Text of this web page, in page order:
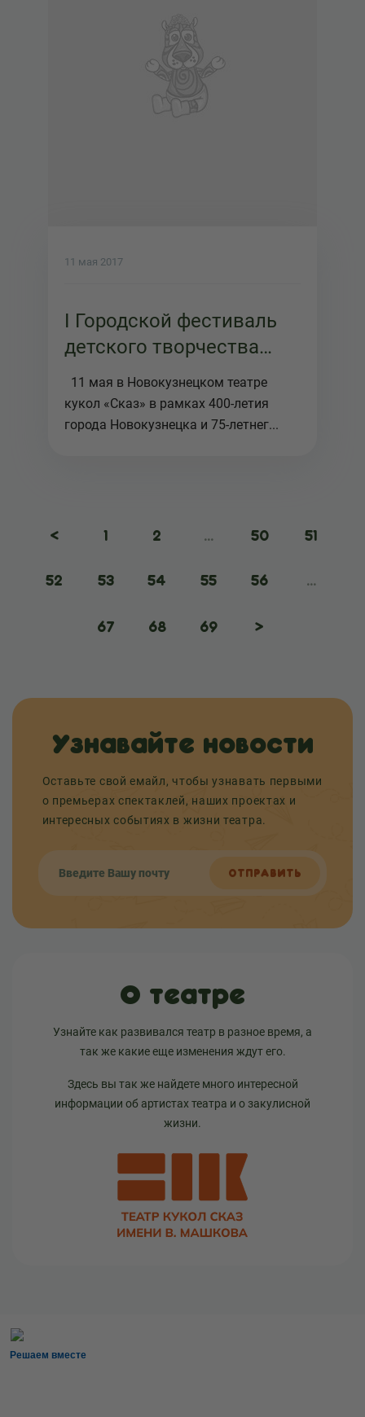
11 мая 2017
I Городской фестиваль
детского творчества
прошел в театре кукол
"Сказ"
11 мая в Новокузнецком театре
кукол «Сказ» в рамках 400-летия
города Новокузнецка и 75-летнег...
< 1 2 ... 50 51
52 53 54 55 56 ...
67 68 69 >
Узнавайте новости
Оставьте свой емайл, чтобы узнавать первыми
о премьерах спектаклей, наших проектах и
интересных событиях в жизни театра.
ОТПРАВИТЬ
О театре
Узнайте как развивался театр в разное время, а
так же какие еще изменения ждут его.
Здесь вы так же найдете много интересной
информации об артистах театра и о закулисной
жизни.
Решаем вместе